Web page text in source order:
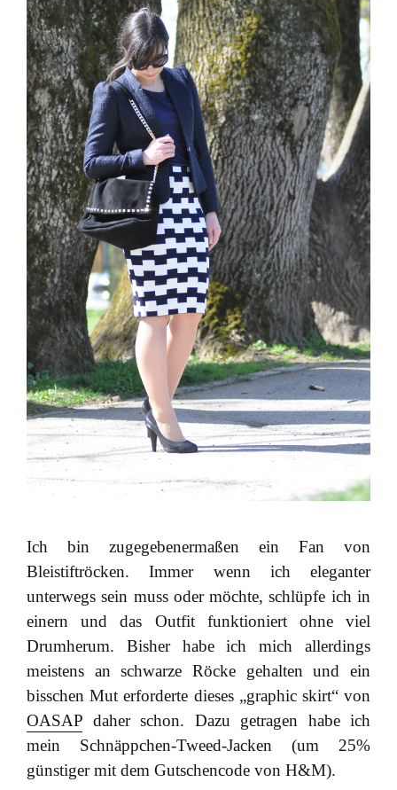
Ich bin zugegebenermaßen ein Fan von
Bleistiftröcken. Immer wenn ich eleganter
unterwegs sein muss oder möchte, schlüpfe ich in
einern und das Outfit funktioniert ohne viel
Drumherum. Bisher habe ich mich allerdings
meistens an schwarze Röcke gehalten und ein
bisschen Mut erforderte dieses „graphic skirt“ von
OASAP daher schon. Dazu getragen habe ich
mein Schnäppchen-Tweed-Jacken (um 25%
günstiger mit dem Gutschencode von H&M).